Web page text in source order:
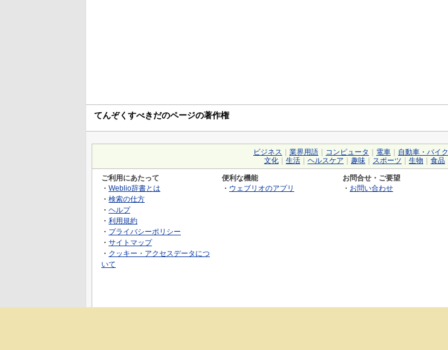
てんぞくすべきだのページの著作権
ビジネス 業界用語 コンピュータ 電車 自動車・バイク
文化
生活 ヘルスケア 趣味 スポーツ 生物 食品
ご利用にあたって
・ Weblio辞書とは
・ 検索の仕方
・ ヘルプ
・ 利用規約
・ プライバシーポリシー
・ サイトマップ
・ クッキー・アクセスデータにつ
いて
便利な機能
・ ウェブリオのアプリ
お問合せ・ご要望
・ お問い合わせ